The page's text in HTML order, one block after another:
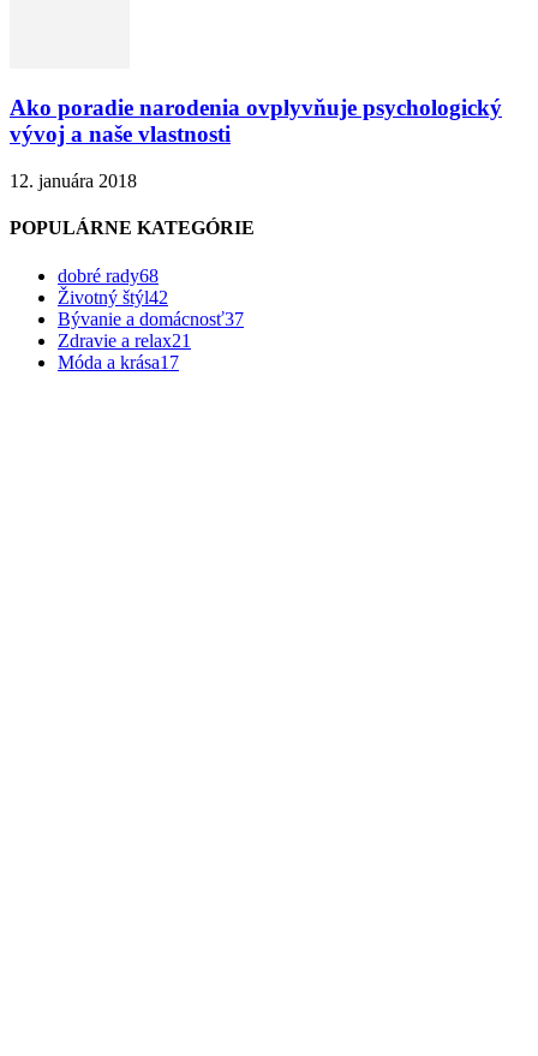
Ako poradie narodenia ovplyvňuje psychologický
vývoj a naše vlastnosti
12. januára 2018
POPULÁRNE KATEGÓRIE
dobré rady68
Životný štýl42
Bývanie a domácnosť37
Zdravie a relax21
Móda a krása17